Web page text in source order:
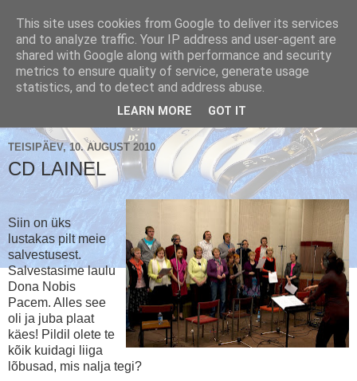
Käsikellade ansambel / Handbell Ensemble
TEISIPÄEV, 10. AUGUST 2010
CD LAINEL
Siin on üks
lustakas pilt meie
salvestusest.
Salvestasime laulu
Dona Nobis
Pacem. Alles see
oli ja juba plaat
käes! Pildil olete te
kõik kuidagi liiga
lõbusad, mis nalja tegi?
This site uses cookies from Google to deliver its services
and to analyze traffic. Your IP address and user-agent are
shared with Google along with performance and security
metrics to ensure quality of service, generate usage
statistics, and to detect and address abuse.
LEARN MORE GOT IT